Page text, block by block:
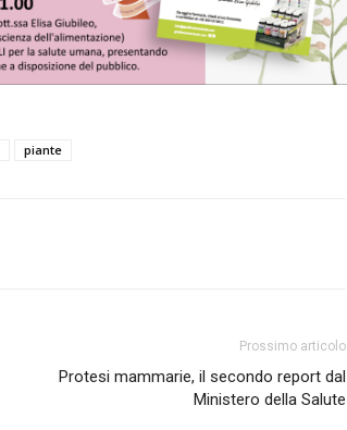
piante
Prossimo articolo
Protesi mammarie, il secondo report dal
Ministero della Salute